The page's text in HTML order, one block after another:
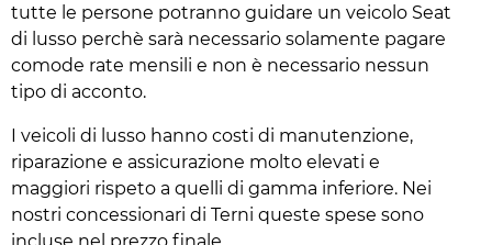
tutte le persone potranno guidare un veicolo Seat
di lusso perchè sarà necessario solamente pagare
comode rate mensili e non è necessario nessun
tipo di acconto.
I veicoli di lusso hanno costi di manutenzione,
riparazione e assicurazione molto elevati e
maggiori rispeto a quelli di gamma inferiore. Nei
nostri concessionari di Terni queste spese sono